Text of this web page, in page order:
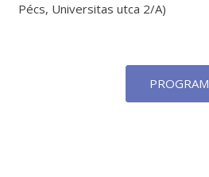
Pécs, Universitas utca 2/A)
PROGRAM